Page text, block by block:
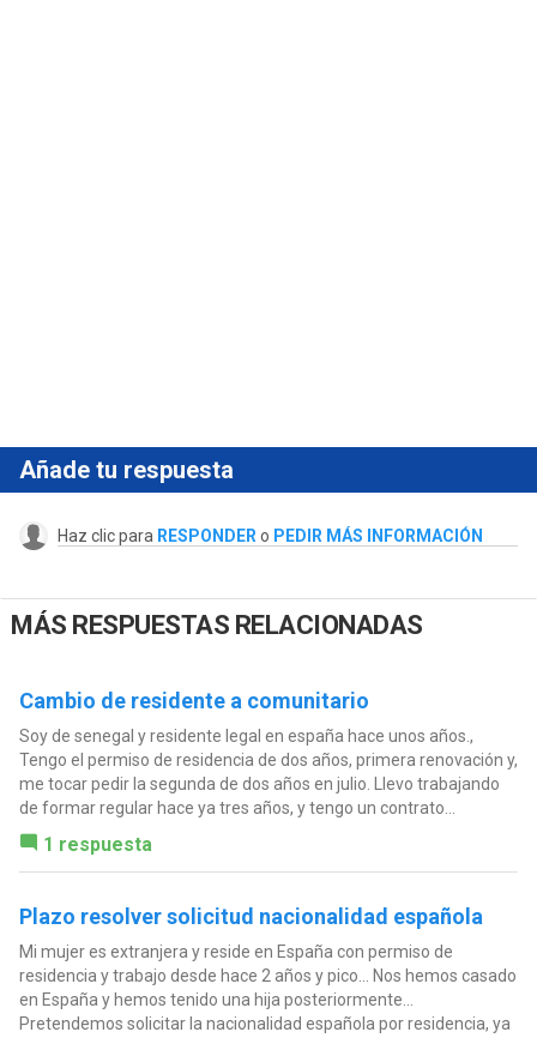
Añade tu respuesta
Haz clic para RESPONDER o PEDIR MÁS INFORMACIÓN
MÁS RESPUESTAS RELACIONADAS
Cambio de residente a comunitario
Soy de senegal y residente legal en españa hace unos años.,
Tengo el permiso de residencia de dos años, primera renovación y,
me tocar pedir la segunda de dos años en julio. Llevo trabajando
de formar regular hace ya tres años, y tengo un contrato...
1 respuesta
Plazo resolver solicitud nacionalidad española
Mi mujer es extranjera y reside en España con permiso de
residencia y trabajo desde hace 2 años y pico... Nos hemos casado
en España y hemos tenido una hija posteriormente...
Pretendemos solicitar la nacionalidad española por residencia, ya